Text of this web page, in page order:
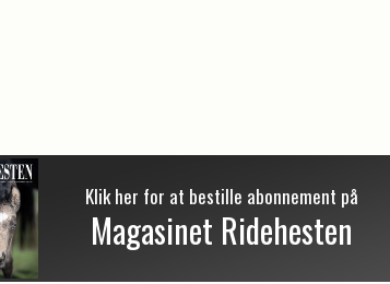
Klik her for at bestille abonnement på
Magasinet Ridehesten